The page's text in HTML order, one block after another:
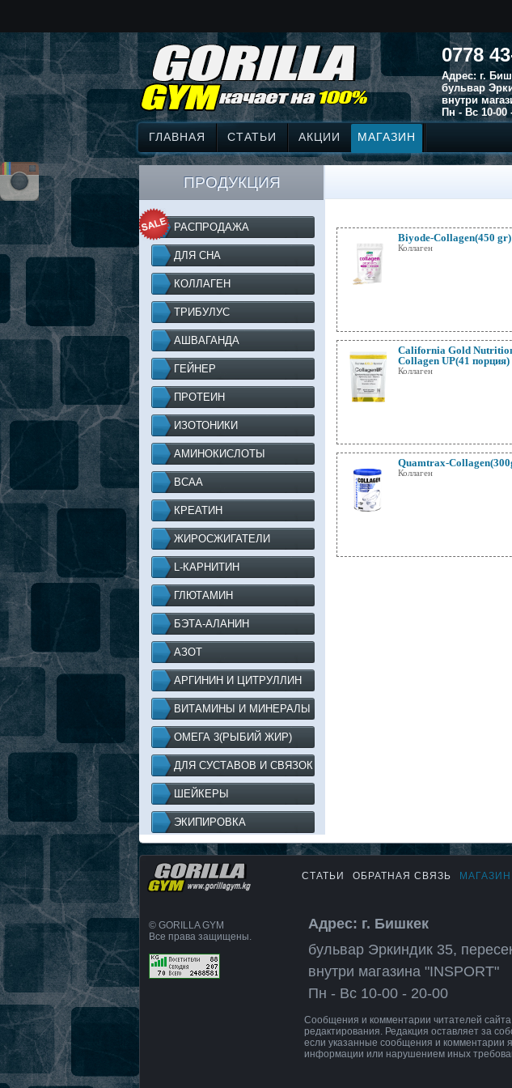
0778
Адрес: г.
бульвар
внутри
Пн - Вс 10-00
ГЛАВНАЯ СТАТЬИ АКЦИИ МАГАЗИН
ПРОДУКЦИЯ
РАСПРОДАЖА
ДЛЯ СНА
КОЛЛАГЕН
ТРИБУЛУС
АШВАГАНДА
ГЕЙНЕР
ПРОТЕИН
ИЗОТОНИКИ
АМИНОКИСЛОТЫ
BCAA
КРЕАТИН
ЖИРОСЖИГАТЕЛИ
L-КАРНИТИН
ГЛЮТАМИН
БЭТА-АЛАНИН
АЗОТ
АРГИНИН И ЦИТРУЛЛИН
ВИТАМИНЫ И МИНЕРАЛЫ
ОМЕГА 3(РЫБИЙ ЖИР)
ДЛЯ СУСТАВОВ И СВЯЗОК
ШЕЙКЕРЫ
ЭКИПИРОВКА
Biyode-Collagen(450 gr)
Коллаген
California Gold
Collagen UP(41 порция)
Коллаген
Quamtrax-
Коллаген
СТАТЬИ ОБРАТНАЯ СВЯЗЬ МАГАЗИН
© GORILLA GYM
Все права защищены.
Адрес: г. Бишкек
бульвар Эркиндик 35,
внутри магазина "INSPORT"
Пн - Вс 10-00 - 20-00
Сообщения и комментарии читателей
редактирования. Редакция оставляет за
если указанные сообщения и комментарии
информации или нарушением иных